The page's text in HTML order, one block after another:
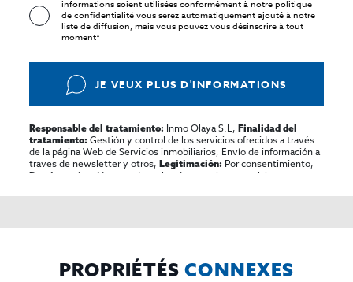
informations soient utilisées conformément à notrepolitique
de confidentialitévous serez automatiquement ajouté à notre
liste de diffusion, mais vous pouvez vous désinscrire à tout
moment*
JE VEUX PLUS D'INFORMATIONS
Responsable del tratamiento: Inmo Olaya S.L,Finalidad del
tratamiento: Gestión y control de los servicios ofrecidos a través
de la página Web de Servicios inmobiliarios, Envío de información a
traves de newsletter y otros,Legitimación: Por consentimiento,
Destinatarios:
No se cederan los datos, salvo para elaborar
rectificar y suprimir los datos, solicitar la portabilidad de los
PROPRIÉTÉS CONNEXES